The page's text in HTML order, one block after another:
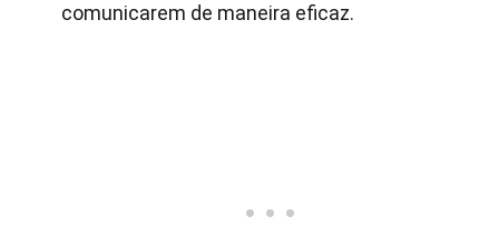
comunicarem de maneira eficaz.